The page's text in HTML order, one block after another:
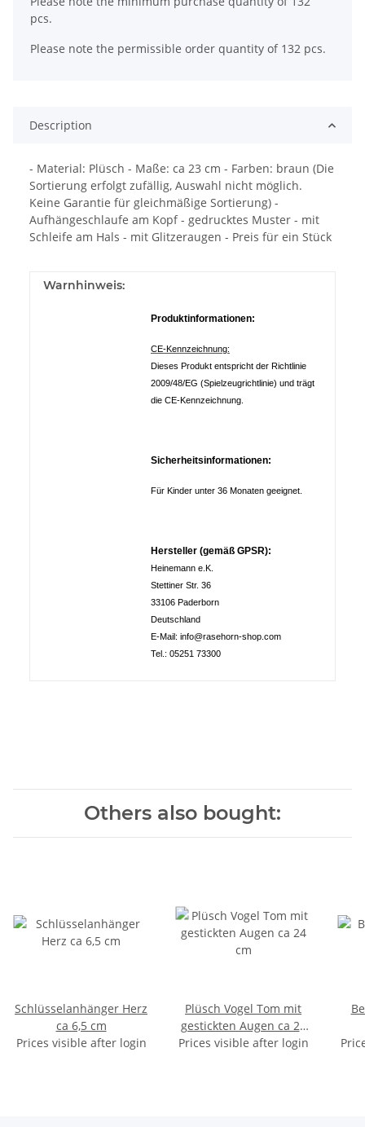
pcs.
Please note the permissible order quantity of 132 pcs.
Description
- Material: Plüsch - Maße: ca 23 cm - Farben: braun (Die
Sortierung erfolgt zufällig, Auswahl nicht möglich.
Keine Garantie für gleichmäßige Sortierung) -
Aufhängeschlaufe am Kopf - gedrucktes Muster - mit
Schleife am Hals - mit Glitzeraugen - Preis für ein Stück
Warnhinweis:
Produktinformationen:
CE-Kennzeichnung:
Dieses Produkt entspricht der Richtlinie
2009/48/EG (Spielzeugrichtlinie) und trägt
die CE-Kennzeichnung.
Sicherheitsinformationen:
Für Kinder unter 36 Monaten geeignet.
Hersteller (gemäß GPSR):
Heinemann e.K.
Stettiner Str. 36
33106 Paderborn
Deutschland
E-Mail: info@rasehorn-shop.com
Tel.: 05251 73300
Others also bought:
Schlüsselanhänger Herz
ca 6,5 cm
Prices visible after login
Plüsch Vogel Tom mit
gestickten Augen ca 24
cm
Prices visible after login